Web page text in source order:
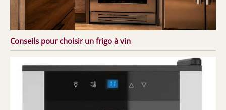
Conseils pour choisir un frigo à vin